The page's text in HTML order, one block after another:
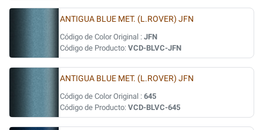
ANTIGUA BLUE MET. (L.ROVER) JFN
Código de Color Original : JFN
Código de Producto: VCD-BLVC-JFN
ANTIGUA BLUE MET. (L.ROVER) JFN
Código de Color Original : 645
Código de Producto: VCD-BLVC-645